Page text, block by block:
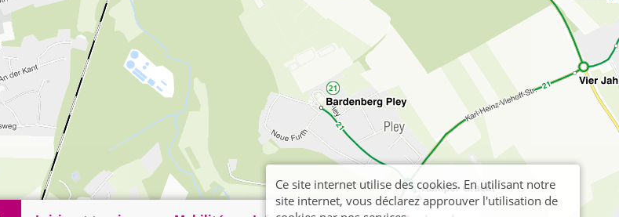
Ce site internet utilise des cookies. En utilisant notre
site internet, vous déclarez approuver l'utilisation de